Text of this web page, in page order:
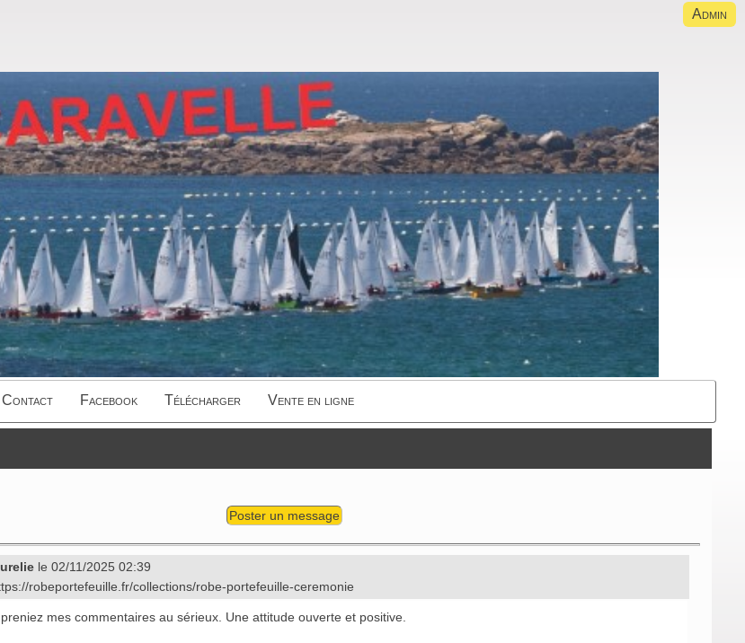
Admin
Contact Facebook Télécharger Vente en ligne
Poster un message
le 02/11/2025 02:39
robeportefeuille.fr/collections/robe-portefeuille-ceremonie
mes commentaires au sérieux. Une attitude ouverte et positive.